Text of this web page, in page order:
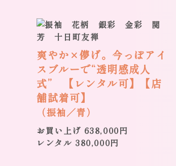
爽やか×儚げ。今っぽアイ
スブルーで“透明感成人
式” 【レンタル可】【店
舗試着可】
（振袖／青）
お買い上げ 638,000円
レンタル 380,000円